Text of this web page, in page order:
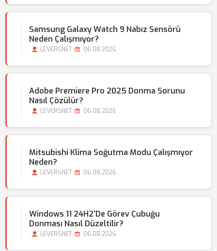
Samsung Galaxy Watch 9 Nabız Sensörü
Neden Çalışmıyor?
LEVERSNET 06.08.2026
Adobe Premiere Pro 2025 Donma Sorunu
Nasıl Çözülür?
LEVERSNET 06.08.2026
Mitsubishi Klima Soğutma Modu Çalışmıyor
Neden?
LEVERSNET 06.08.2026
Windows 11 24H2'de Görev Çubuğu
Donması Nasıl Düzeltilir?
LEVERSNET 06.08.2026